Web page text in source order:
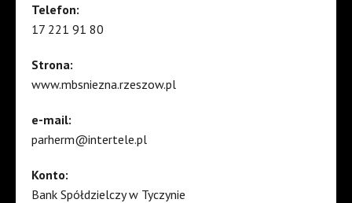
Telefon:
17 221 91 80
Strona:
www.mbsniezna.rzeszow.pl
e-mail:
parherm@intertele.pl
Konto:
Bank Spółdzielczy w Tyczynie